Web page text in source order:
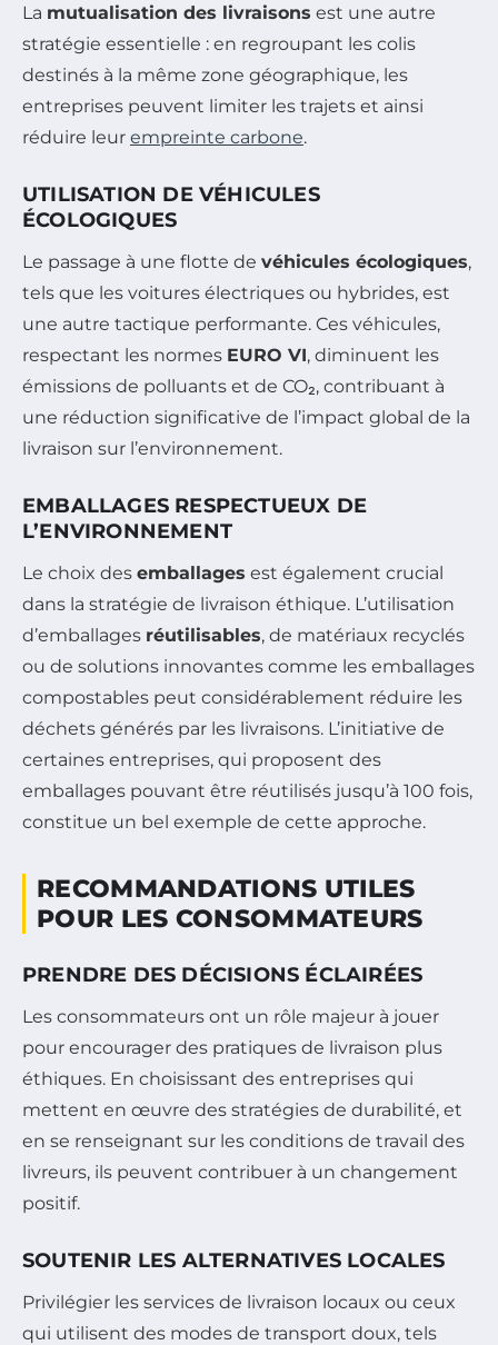
La mutualisation des livraisons est une autre
stratégie essentielle : en regroupant les colis
destinés à la même zone géographique, les
entreprises peuvent limiter les trajets et ainsi
réduire leur empreinte carbone.
UTILISATION DE VÉHICULES
ÉCOLOGIQUES
Le passage à une flotte de véhicules écologiques,
tels que les voitures électriques ou hybrides, est
une autre tactique performante. Ces véhicules,
respectant les normes EURO VI, diminuent les
émissions de polluants et de CO₂, contribuant à
une réduction significative de l’impact global de la
livraison sur l’environnement.
EMBALLAGES RESPECTUEUX DE
L’ENVIRONNEMENT
Le choix des emballages est également crucial
dans la stratégie de livraison éthique. L’utilisation
d’emballages réutilisables, de matériaux recyclés
ou de solutions innovantes comme les emballages
compostables peut considérablement réduire les
déchets générés par les livraisons. L’initiative de
certaines entreprises, qui proposent des
emballages pouvant être réutilisés jusqu’à 100 fois,
constitue un bel exemple de cette approche.
RECOMMANDATIONS UTILES
POUR LES CONSOMMATEURS
PRENDRE DES DÉCISIONS ÉCLAIRÉES
Les consommateurs ont un rôle majeur à jouer
pour encourager des pratiques de livraison plus
éthiques. En choisissant des entreprises qui
mettent en œuvre des stratégies de durabilité, et
en se renseignant sur les conditions de travail des
livreurs, ils peuvent contribuer à un changement
positif.
SOUTENIR LES ALTERNATIVES LOCALES
Privilégier les services de livraison locaux ou ceux
qui utilisent des modes de transport doux, tels